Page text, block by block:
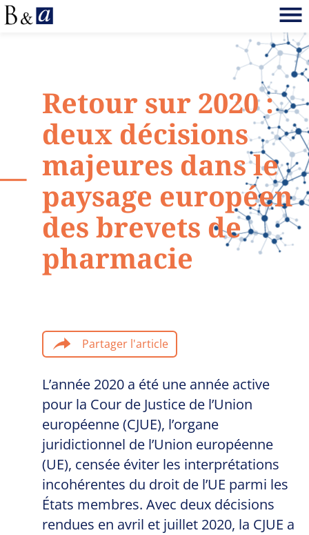
Retour sur 2020 :
deux décisions
majeures dans le
paysage européen
des brevets de
pharmacie
Partager l'article
L’année 2020 a été une année active
pour la Cour de Justice de l’Union
européenne (CJUE), l’organe
juridictionnel de l’Union européenne
(UE), censée éviter les interprétations
incohérentes du droit de l’UE parmi les
États membres. Avec deux décisions
rendues en avril et juillet 2020, la CJUE a